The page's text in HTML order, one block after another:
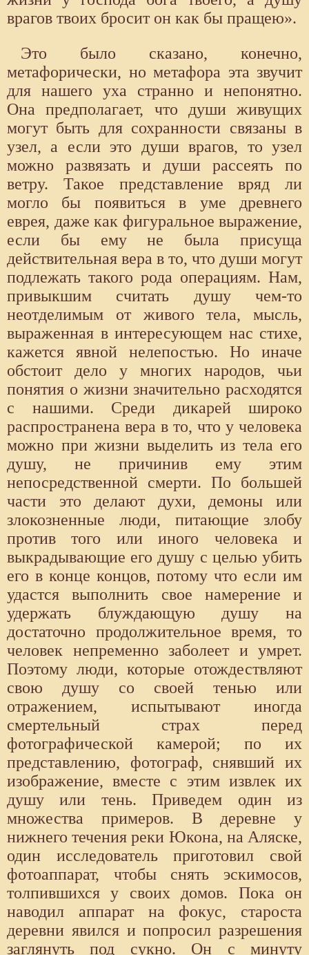
врагов твоих бросит он как бы пращею».
Это было сказано, конечно,
метафорически, но метафора эта звучит
для нашего уха странно и непонятно.
Она предполагает, что души живущих
могут быть для сохранности связаны в
узел, а если это души врагов, то узел
можно развязать и души рассеять по
ветру. Такое представление вряд ли
могло бы появиться в уме древнего
еврея, даже как фигуральное выражение,
если бы ему не была присуща
действительная вера в то, что души могут
подлежать такого рода операциям. Нам,
привыкшим считать душу чем-то
неотделимым от живого тела, мысль,
выраженная в интересующем нас стихе,
кажется явной нелепостью. Но иначе
обстоит дело у многих народов, чьи
понятия о жизни значительно расходятся
с нашими. Среди дикарей широко
распространена вера в то, что у человека
можно при жизни выделить из тела его
душу, не причинив ему этим
непосредственной смерти. По большей
части это делают духи, демоны или
злокозненные люди, питающие злобу
против того или иного человека и
выкрадывающие его душу с целью убить
его в конце концов, потому что если им
удастся выполнить свое намерение и
удержать блуждающую душу на
достаточно продолжительное время, то
человек непременно заболеет и умрет.
Поэтому люди, которые отождествляют
свою душу со своей тенью или
отражением, испытывают иногда
смертельный страх перед
фотографической камерой; по их
представлению, фотограф, снявший их
изображение, вместе с этим извлек их
душу или тень. Приведем один из
множества примеров. В деревне у
нижнего течения реки Юкона, на Аляске,
один исследователь приготовил свой
фотоаппарат, чтобы снять эскимосов,
толпившихся у своих домов. Пока он
наводил аппарат на фокус, староста
деревни явился и попросил разрешения
заглянуть под сукно. Он с минуту